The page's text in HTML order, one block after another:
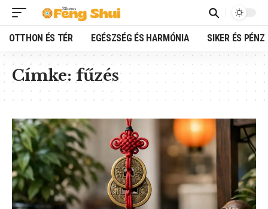
OTTHON ÉS TÉR EGÉSZSÉG ÉS HARMÓNIA SIKER ÉS PÉNZ
Címke:fűzés